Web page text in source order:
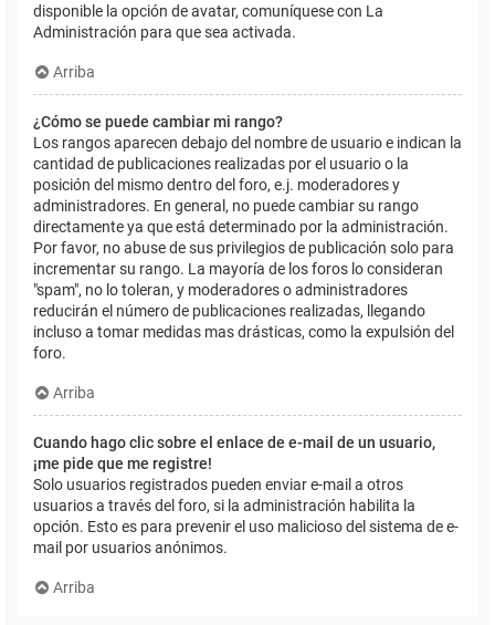
disponible la opción de avatar, comuníquese con La
Administración para que sea activada.
Arriba
¿Cómo se puede cambiar mi rango?
Los rangos aparecen debajo del nombre de usuario e indican la
cantidad de publicaciones realizadas por el usuario o la
posición del mismo dentro del foro, e.j. moderadores y
administradores. En general, no puede cambiar su rango
directamente ya que está determinado por la administración.
Por favor, no abuse de sus privilegios de publicación solo para
incrementar su rango. La mayoría de los foros lo consideran
"spam", no lo toleran, y moderadores o administradores
reducirán el número de publicaciones realizadas, llegando
incluso a tomar medidas mas drásticas, como la expulsión del
foro.
Arriba
Cuando hago clic sobre el enlace de e-mail de un usuario,
¡me pide que me registre!
Solo usuarios registrados pueden enviar e-mail a otros
usuarios a través del foro, si la administración habilita la
opción. Esto es para prevenir el uso malicioso del sistema de e-
mail por usuarios anónimos.
Arriba